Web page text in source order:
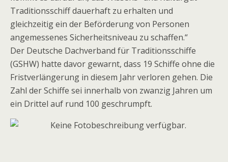
Traditionsschiff dauerhaft zu erhalten und
gleichzeitig ein der Beförderung von Personen
angemessenes Sicherheitsniveau zu schaffen.“
Der Deutsche Dachverband für Traditionsschiffe
(GSHW) hatte davor gewarnt, dass 19 Schiffe ohne die
Fristverlängerung in diesem Jahr verloren gehen. Die
Zahl der Schiffe sei innerhalb von zwanzig Jahren um
ein Drittel auf rund 100 geschrumpft.